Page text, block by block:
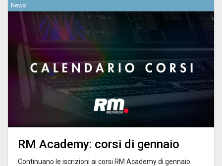
News
RM Academy: corsi di gennaio
Continuano le iscrizioni ai corsi RM Academy di gennaio.